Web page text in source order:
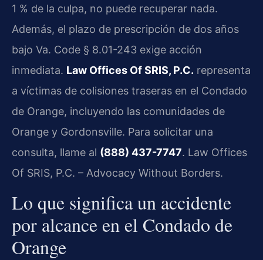
1 % de la culpa, no puede recuperar nada.
Además, el plazo de prescripción de dos años
bajo Va. Code § 8.01-243 exige acción
inmediata. Law Offices Of SRIS, P.C. representa
a víctimas de colisiones traseras en el Condado
de Orange, incluyendo las comunidades de
Orange y Gordonsville. Para solicitar una
consulta, llame al (888) 437-7747. Law Offices
Of SRIS, P.C. – Advocacy Without Borders.
Lo que significa un accidente
por alcance en el Condado de
Orange